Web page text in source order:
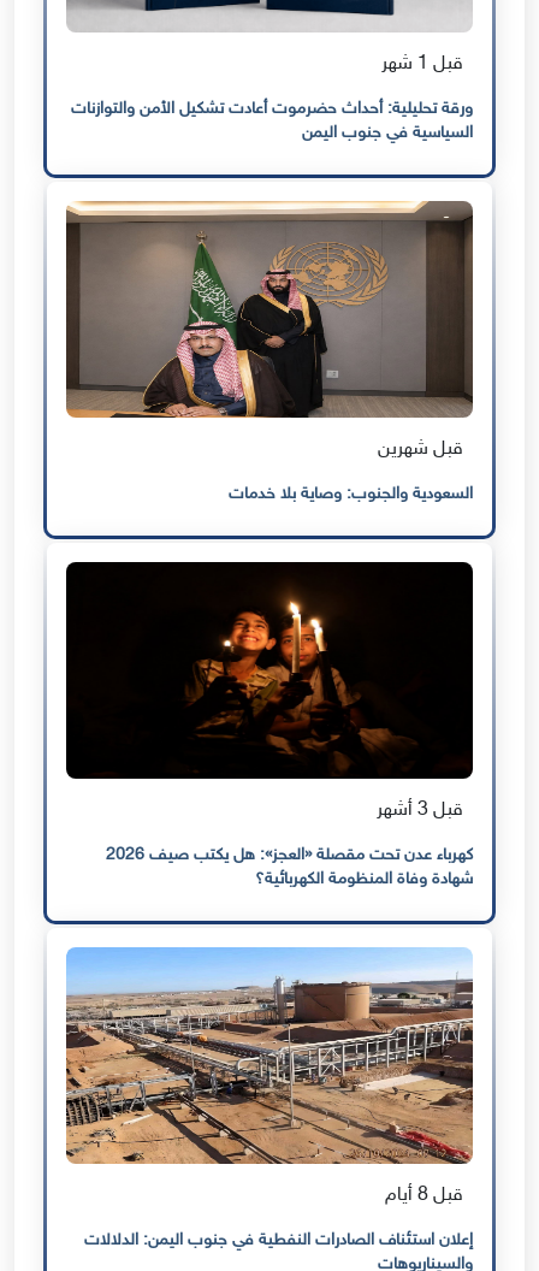
قبل 1 شهر
ورقة تحليلية: أحداث حضرموت أعادت تشكيل الأمن والتوازنات
السياسية في جنوب اليمن
قبل شهرين
السعودية والجنوب: وصاية بلا خدمات
قبل 3 أشهر
كهرباء عدن تحت مقصلة «العجز»: هل يكتب صيف 2026
شهادة وفاة المنظومة الكهربائية؟
قبل 8 أيام
إعلان استئناف الصادرات النفطية في جنوب اليمن: الدلالات
والسيناريوهات